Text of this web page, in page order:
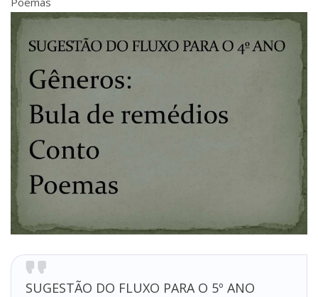
SUGESTÃO DO FLUXO PARA O 5º ANO